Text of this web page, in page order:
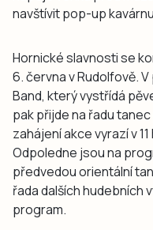
navštívit pop-up
Hornické slavnosti se
6. června v Rudolfově.
Band, který vystřídá
pak přijde na řadu
zahájení akce vyrazí v
Odpoledne jsou na
předvedou orientální
řada dalších hudebních
program.